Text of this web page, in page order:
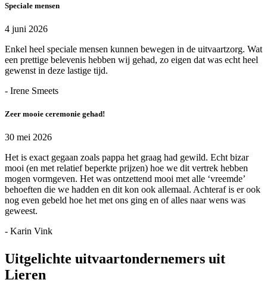
Speciale mensen
4 juni 2026
Enkel heel speciale mensen kunnen bewegen in de uitvaartzorg. Wat
een prettige belevenis hebben wij gehad, zo eigen dat was echt heel
gewenst in deze lastige tijd.
- Irene Smeets
Zeer mooie ceremonie gehad!
30 mei 2026
Het is exact gegaan zoals pappa het graag had gewild. Echt bizar
mooi (en met relatief beperkte prijzen) hoe we dit vertrek hebben
mogen vormgeven. Het was ontzettend mooi met alle ‘vreemde’
behoeften die we hadden en dit kon ook allemaal. Achteraf is er ook
nog even gebeld hoe het met ons ging en of alles naar wens was
geweest.
- Karin Vink
Uitgelichte uitvaartondernemers uit
Lieren